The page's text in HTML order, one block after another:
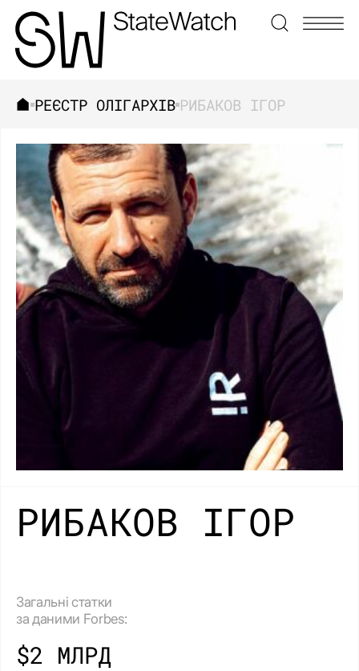
ЗНАЙТИ
РЕЄСТР ОЛІГАРХІВРИБАКОВ ІГОР
РИБАКОВ ІГОР
Загальні статки
за даними Forbes:
$2 МЛРД